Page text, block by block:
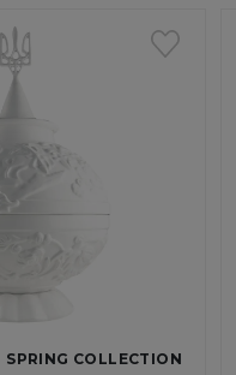
SPRING COLLECTION